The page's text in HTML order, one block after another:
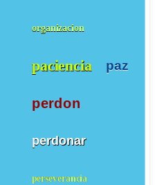
organizacion
paciencia paz
perdon
perdonar
perseverancia